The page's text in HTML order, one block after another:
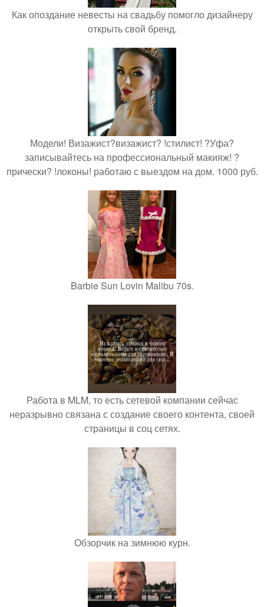
Как опоздание невесты на свадьбу помогло дизайнеру
открыть свой бренд.
Модели! Визажист?визажист? !стилист! ?Уфа?
записывайтесь на профессиональный макияж! ?
прически? !локоны! работаю с выездом на дом. 1000 руб.
Barbie Sun Lovin Malibu 70s.
Работа в MLM, то есть сетевой компании сейчас
неразрывно связана с создание своего контента, своей
страницы в соц сетях.
Обзорчик на зимнюю курн.